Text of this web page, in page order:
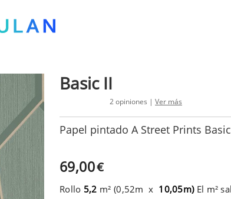
Basic II
2 opiniones | Ver más
Papel pintado A Street Prints
69,00€
Rollo 5,2 m² (0,52m x 10,05m) El m²